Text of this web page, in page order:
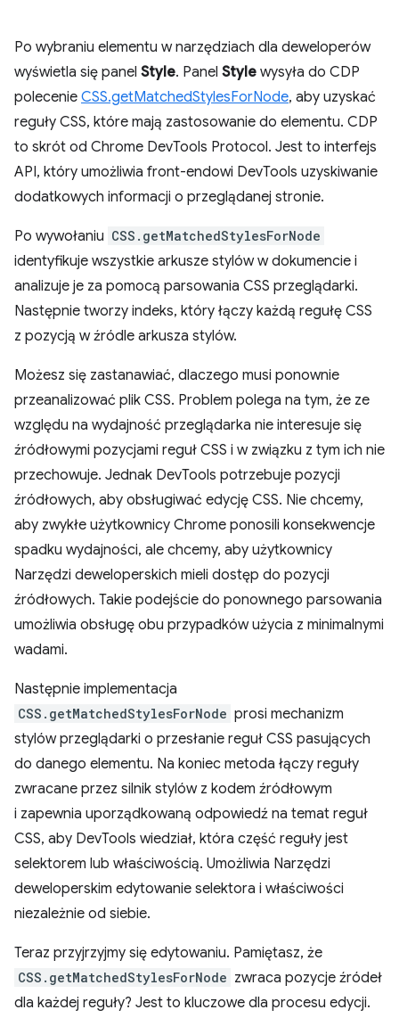
Po wybraniu elementu w narzędziach dla deweloperów
wyświetla się panel Style. Panel Style wysyła do CDP
polecenie CSS.getMatchedStylesForNode, aby uzyskać
reguły CSS, które mają zastosowanie do elementu. CDP
to skrót od Chrome DevTools Protocol. Jest to interfejs
API, który umożliwia front-endowi DevTools uzyskiwanie
dodatkowych informacji o przeglądanej stronie.
Po wywołaniu CSS.getMatchedStylesForNode
identyfikuje wszystkie arkusze stylów w dokumencie i
analizuje je za pomocą parsowania CSS przeglądarki.
Następnie tworzy indeks, który łączy każdą regułę CSS
z pozycją w źródle arkusza stylów.
Możesz się zastanawiać, dlaczego musi ponownie
przeanalizować plik CSS. Problem polega na tym, że ze
względu na wydajność przeglądarka nie interesuje się
źródłowymi pozycjami reguł CSS i w związku z tym ich nie
przechowuje. Jednak DevTools potrzebuje pozycji
źródłowych, aby obsługiwać edycję CSS. Nie chcemy,
aby zwykłe użytkownicy Chrome ponosili konsekwencje
spadku wydajności, ale chcemy, aby użytkownicy
Narzędzi deweloperskich mieli dostęp do pozycji
źródłowych. Takie podejście do ponownego parsowania
umożliwia obsługę obu przypadków użycia z minimalnymi
wadami.
Następnie implementacja
CSS.getMatchedStylesForNode prosi mechanizm
stylów przeglądarki o przesłanie reguł CSS pasujących
do danego elementu. Na koniec metoda łączy reguły
zwracane przez silnik stylów z kodem źródłowym
i zapewnia uporządkowaną odpowiedź na temat reguł
CSS, aby DevTools wiedział, która część reguły jest
selektorem lub właściwością. Umożliwia Narzędzi
deweloperskim edytowanie selektora i właściwości
niezależnie od siebie.
Teraz przyjrzyjmy się edytowaniu. Pamiętasz, że
CSS.getMatchedStylesForNode zwraca pozycje źródeł
dla każdej reguły? Jest to kluczowe dla procesu edycji.